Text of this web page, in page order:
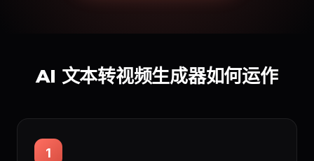
AI 文本转视频生成器如何运作
1